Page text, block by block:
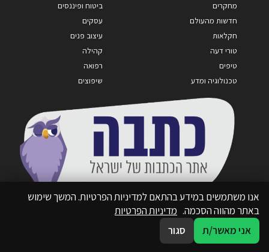
מחקרים
חדשות מהעולם
חקלאות
טורי דעה
טיפים
טכנולוגיה ומדע
ביטוח ופיננסים
עסקים
עיצוב פנים
קהילה
רפואה
שיפוצים
אנו משתמשים במידע בהתאם למדיניות הפרטיות. המשך שימוש
באתר מהווה הסכמה. מדיניות הפרטיות
אני מאשר/ת
סגור